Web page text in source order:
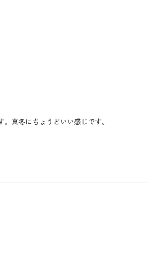
真冬にちょうどいい感じです。